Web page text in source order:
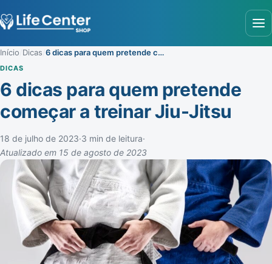
Início Dicas 6 dicas para quem pretende começar a treinar Jiu-Jitsu
DICAS
6 dicas para quem pretende
começar a treinar Jiu-Jitsu
18 de julho de 2023·3 min de leitura·
Atualizado em 15 de agosto de 2023